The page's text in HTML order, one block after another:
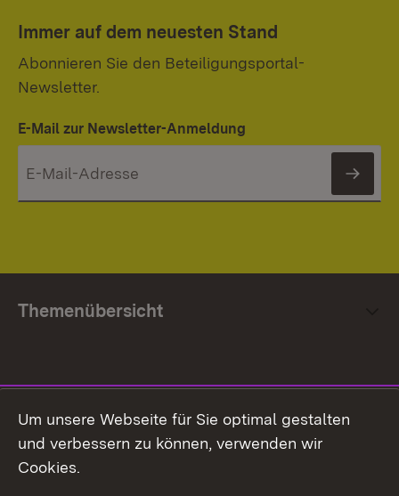
Immer auf dem neuesten Stand
Abonnieren Sie den Beteiligungsportal-
Newsletter.
E-Mail zur Newsletter-Anmeldung
Themenübersicht
Facebook
Um unsere Webseite für Sie optimal gestalten
und verbessern zu können, verwenden wir
Cookies.